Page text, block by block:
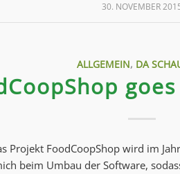
30. NOVEMBER
ALLGEMEIN, DA
Projekt FoodCoopShop wird im
beim Umbau der Software,